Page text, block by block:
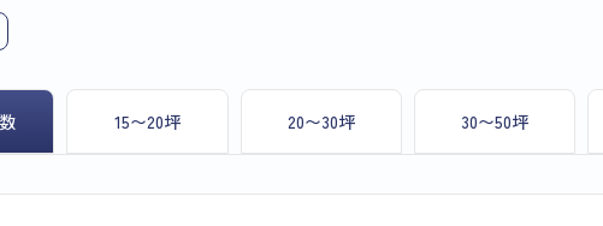
15〜20坪 20〜30坪 30〜50坪